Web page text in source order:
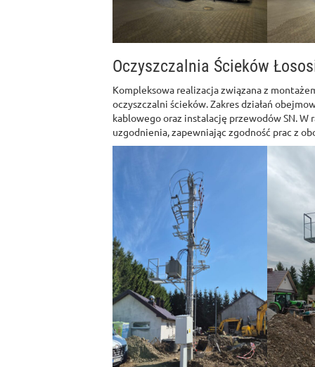
Oczyszczalnia Ścieków
Kompleksowa realizacja związana z
oczyszczalni ścieków. Zakres działań
kablowego oraz instalację przewodów SN.
uzgodnienia, zapewniając zgodność prac z